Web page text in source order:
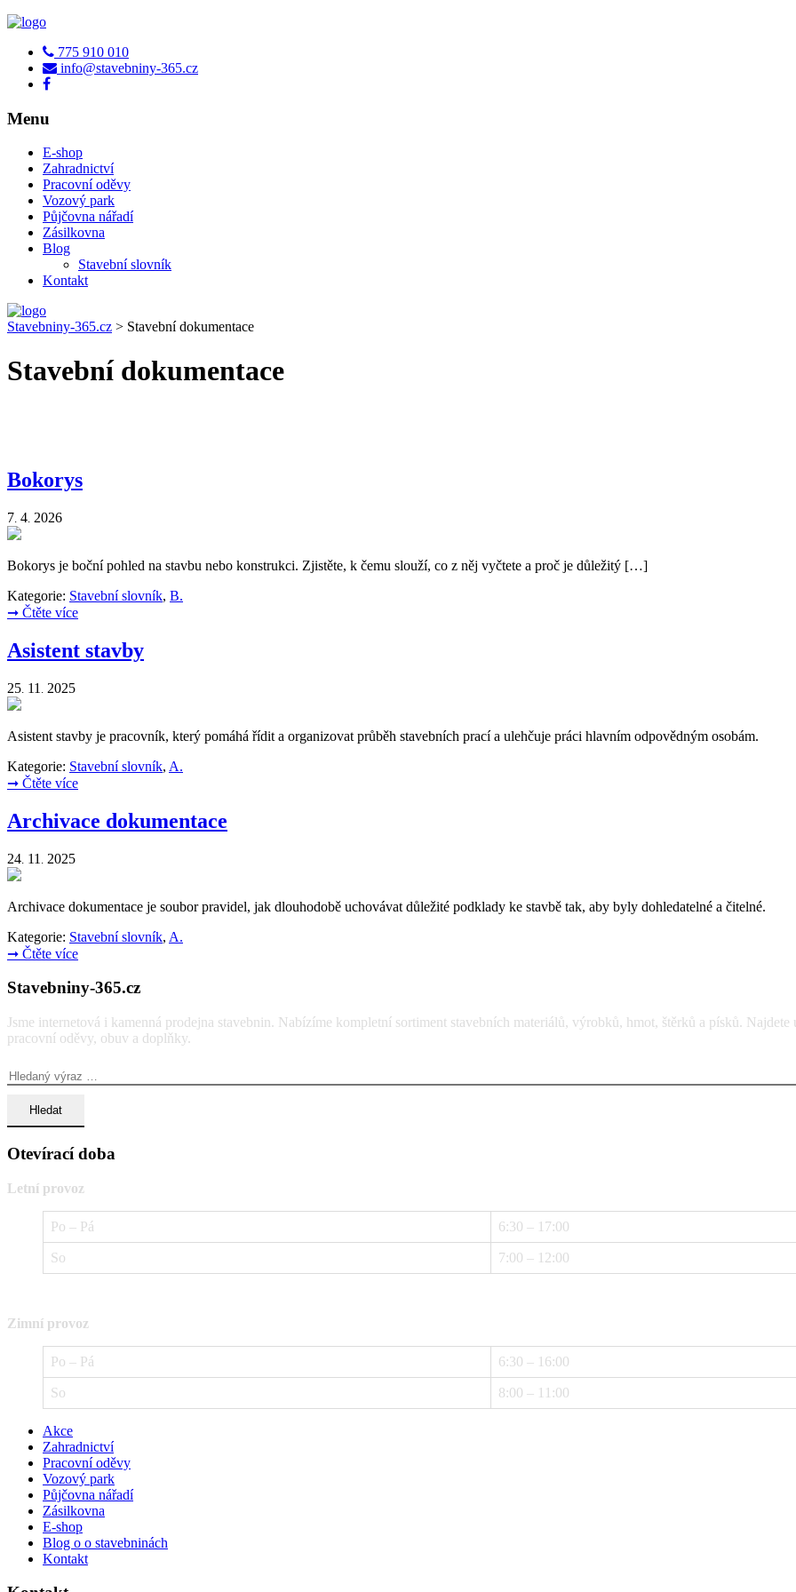
775 910 010
info@stavebniny-365.cz
Menu
E-shop
Zahradnictví
Pracovní oděvy
Vozový park
Půjčovna nářadí
Zásilkovna
Blog
Stavební slovník
Kontakt
Stavebniny-365.cz > Stavební dokumentace
Stavební dokumentace
Bokorys
7. 4. 2026
Bokorys je boční pohled na stavbu nebo konstrukci. Zjistěte, k čemu slouží, co z něj vyčtete a proč je důležitý […]
Kategorie: Stavební slovník, B.
➞ Čtěte více
Asistent stavby
25 11 2025
Asistent stavby je pracovník, který pomáhá řídit a organizovat průběh stavebních prací a ulehčuje práci hlavním odpovědným osobám.
Kategorie: Stavební slovník, A.
➞ Čtěte více
Archivace dokumentace
24 11 2025
Archivace dokumentace je soubor pravidel, jak dlouhodobě uchovávat důležité podklady ke stavbě tak, aby byly dohledatelné a čitelné.
Kategorie: Stavební slovník, A.
➞ Čtěte více
Stavebniny-365.cz
Jsme internetová i kamenná prodejna stavebnin. Nabízíme kompletní sortiment stavebních materiálů, výrobků, hmot, štěrků a písků.
pracovní oděvy, obuv a doplňky.
Otevírací doba
Letní provoz
Po – Pá 6:30 – 17:00
So 7:00 – 12:00
Zimní provoz
Po – Pá 6:30 – 16:00
So 8:00 – 11:00
Akce
Zahradnictví
Pracovní oděvy
Vozový park
Půjčovna nářadí
Zásilkovna
E-shop
Blog o o stavebninách
Kontakt